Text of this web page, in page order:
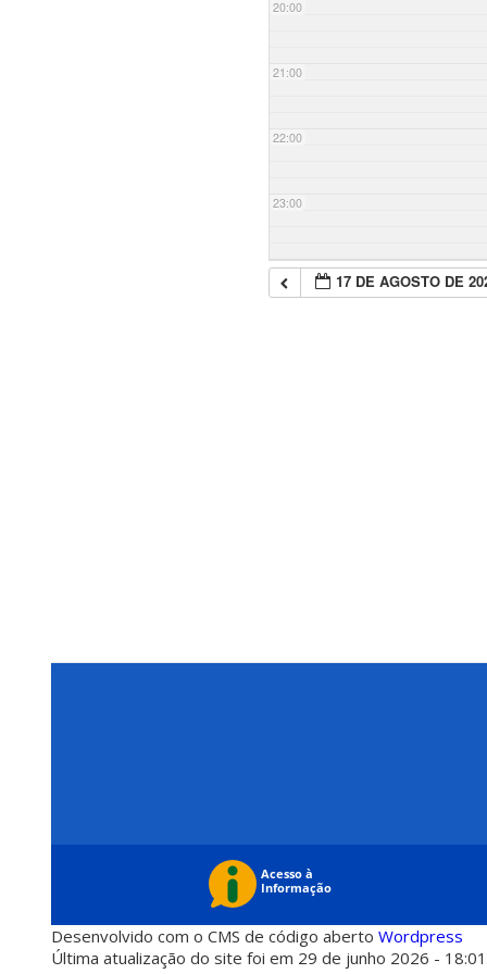
20:00
21:00
22:00
23:00
17 DE AGOSTO DE
Desenvolvido com o CMS de código aberto Wordpress
Última atualização do site foi em 29 de junho 2026 -